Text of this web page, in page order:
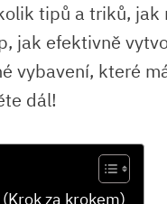
tipů a triků, jak
jak efektivně
vybavení, které
dál!
za krokem)